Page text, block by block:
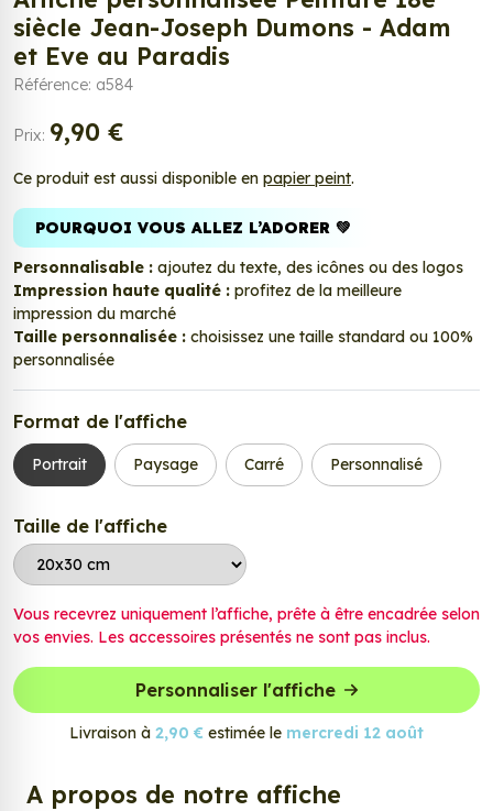
siècle Jean-Joseph Dumons - Adam
et Eve au Paradis
Référence: a584
Prix: 9,90 €
Ce produit est aussi disponible en papier peint.
POURQUOI VOUS ALLEZ L’ADORER 💚
Personnalisable : ajoutez du texte, des icônes ou des logos
Impression haute qualité : profitez de la meilleure
impression du marché
Taille personnalisée : choisissez une taille standard ou 100%
personnalisée
Format de l'affiche
Portrait Paysage Carré Personnalisé
Taille de l'affiche
Vous recevrez uniquement l’affiche, prête à être encadrée selon
vos envies. Les accessoires présentés ne sont pas inclus.
Personnaliser l'affiche
Livraison à 2,90 € estimée le mercredi 12 août
A propos de notre affiche